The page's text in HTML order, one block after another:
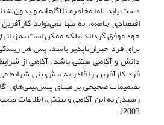
دست یابد. اما مخاطره ناآگاهانه و بدون
اقتصادی جامعه، نه تنها نمی‌تواند
خود موفق گرداند، بلکه ممکن است به
برای فرد جبران‌ناپذیر باشد. پس هر
دانش و آگاهی مبتنی باشد. آگاهی از
فرد کارآفرین را قادر به پیش‌بینی شرایط
تصمیمات صحیحی بر مبنای پیش‌بینی‌های
رسیدن به این آگاهی و بینش، اطلاعات
2003).